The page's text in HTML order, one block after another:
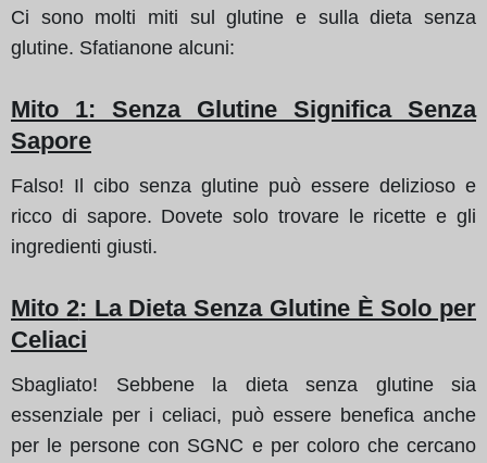
Ci sono molti miti sul glutine e sulla dieta senza
glutine. Sfatianone alcuni:
Mito 1: Senza Glutine Significa Senza
Sapore
Falso! Il cibo senza glutine può essere delizioso e
ricco di sapore. Dovete solo trovare le ricette e gli
ingredienti giusti.
Mito 2: La Dieta Senza Glutine È Solo per
Celiaci
Sbagliato! Sebbene la dieta senza glutine sia
essenziale per i celiaci, può essere benefica anche
per le persone con SGNC e per coloro che cercano